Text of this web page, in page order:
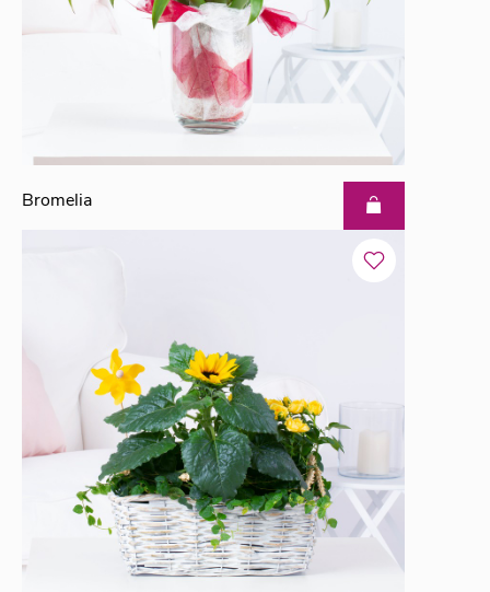
Bromelia